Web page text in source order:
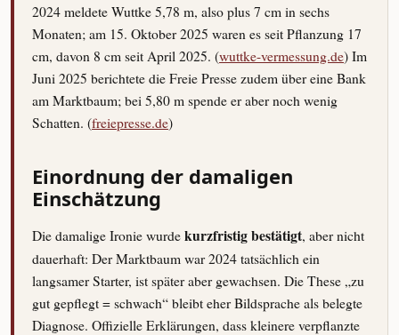
2024 meldete Wuttke 5,78 m, also plus 7 cm in sechs
Monaten; am 15. Oktober 2025 waren es seit Pflanzung 17
cm, davon 8 cm seit April 2025. (wuttke-vermessung.de) Im
Juni 2025 berichtete die Freie Presse zudem über eine Bank
am Marktbaum; bei 5,80 m spende er aber noch wenig
Schatten. (freiepresse.de)
Einordnung der damaligen
Einschätzung
Die damalige Ironie wurdekurzfristig bestätigt, aber nicht
dauerhaft: Der Marktbaum war 2024 tatsächlich ein
langsamer Starter, ist später aber gewachsen. Die These „zu
gut gepflegt = schwach“ bleibt eher Bildsprache als belegte
Diagnose. Offizielle Erklärungen, dass kleinere verpflanzte